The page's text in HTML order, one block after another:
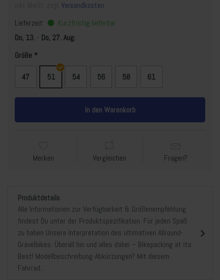
Versandkosten
Lieferzeit:
Kurzfristig lieferbar
Do, 13. - Do, 27. Aug.
Größe
47 51 54 56 58 61
In den Warenkorb
Merken Vergleichen Fragen?
Produktdetails
Alle Informationen zur Verfügbarkeit & Größenempfehlung
findest Du unter der Produktspezifikation. Für jeden Spaß
zu haben Unsere Interpretation des ultimativen Allround-
Gravelbikes. Überall hin und alles dabei – Bikepacking at its
Best! Modellbeschreibung Abkürzungen? Mit diesem
Fahrrad...